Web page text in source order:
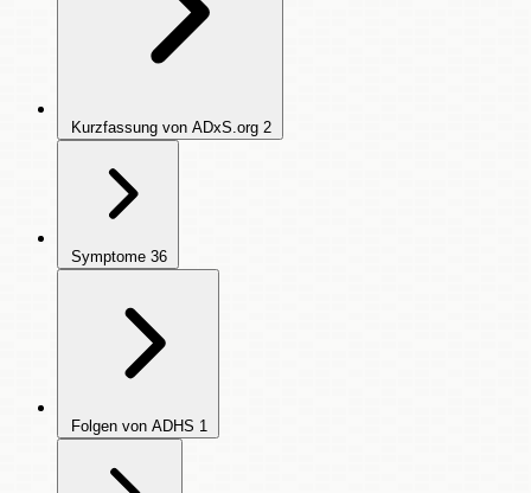
Kurzfassung von ADxS.org 2
Symptome 36
Folgen von ADHS 1